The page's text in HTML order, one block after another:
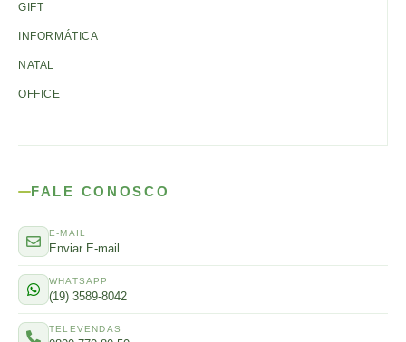
GIFT
INFORMÁTICA
NATAL
OFFICE
FALE CONOSCO
E-MAIL
Enviar E-mail
WHATSAPP
(19) 3589-8042
TELEVENDAS